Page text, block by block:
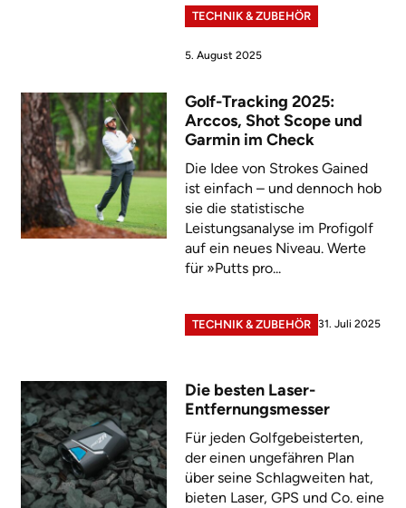
TECHNIK & ZUBEHÖR
5. August 2025
Golf-Tracking 2025:
Arccos, Shot Scope und
Garmin im Check
Die Idee von Strokes Gained
ist einfach – und dennoch hob
sie die statistische
Leistungsanalyse im Profigolf
auf ein neues Niveau. Werte
für »Putts pro...
TECHNIK & ZUBEHÖR 31. Juli 2025
Die besten Laser-
Entfernungsmesser
Für jeden Golfgebeisterten,
der einen ungefähren Plan
über seine Schlagweiten hat,
bieten Laser, GPS und Co. eine